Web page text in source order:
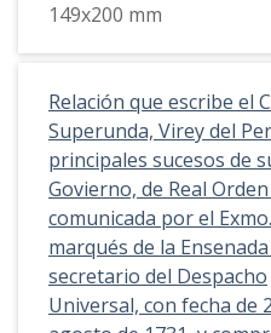
149x200 mm
Relación que escribe el
Superunda, Virey del
principales sucesos de
Govierno, de Real Orden
comunicada por el
marqués de la
secretario del Despacho
Universal, con fecha de